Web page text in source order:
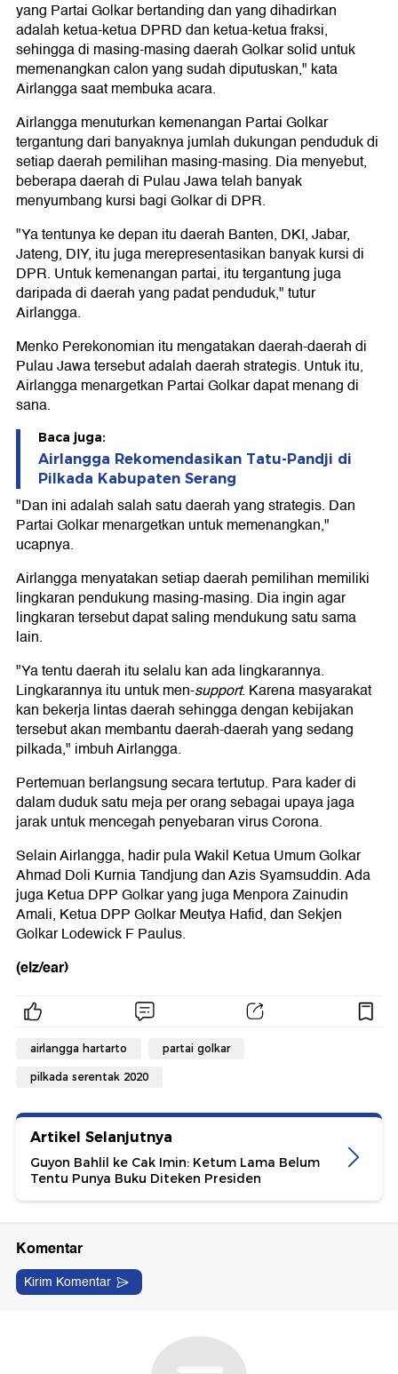
yang Partai Golkar bertanding dan yang dihadirkan
adalah ketua-ketua DPRD dan ketua-ketua fraksi,
sehingga di masing-masing daerah Golkar solid untuk
memenangkan calon yang sudah diputuskan," kata
Airlangga saat membuka acara.
Airlangga menuturkan kemenangan Partai Golkar
tergantung dari banyaknya jumlah dukungan penduduk di
setiap daerah pemilihan masing-masing. Dia menyebut,
beberapa daerah di Pulau Jawa telah banyak
menyumbang kursi bagi Golkar di DPR.
"Ya tentunya ke depan itu daerah Banten, DKI, Jabar,
Jateng, DIY, itu juga merepresentasikan banyak kursi di
DPR. Untuk kemenangan partai, itu tergantung juga
daripada di daerah yang padat penduduk," tutur
Airlangga.
Menko Perekonomian itu mengatakan daerah-daerah di
Pulau Jawa tersebut adalah daerah strategis. Untuk itu,
Airlangga menargetkan Partai Golkar dapat menang di
sana.
Baca juga:
Airlangga Rekomendasikan Tatu-Pandji di
Pilkada Kabupaten Serang
"Dan ini adalah salah satu daerah yang strategis. Dan
Partai Golkar menargetkan untuk memenangkan,"
ucapnya.
Airlangga menyatakan setiap daerah pemilihan memiliki
lingkaran pendukung masing-masing. Dia ingin agar
lingkaran tersebut dapat saling mendukung satu sama
lain.
"Ya tentu daerah itu selalu kan ada lingkarannya.
Lingkarannya itu untuk men-support. Karena masyarakat
kan bekerja lintas daerah sehingga dengan kebijakan
tersebut akan membantu daerah-daerah yang sedang
pilkada," imbuh Airlangga.
Pertemuan berlangsung secara tertutup. Para kader di
dalam duduk satu meja per orang sebagai upaya jaga
jarak untuk mencegah penyebaran virus Corona.
Selain Airlangga, hadir pula Wakil Ketua Umum Golkar
Ahmad Doli Kurnia Tandjung dan Azis Syamsuddin. Ada
juga Ketua DPP Golkar yang juga Menpora Zainudin
Amali, Ketua DPP Golkar Meutya Hafid, dan Sekjen
Golkar Lodewick F Paulus.
(elz/ear)
airlangga hartarto partai golkar
pilkada serentak 2020
Artikel Selanjutnya
Guyon Bahlil ke Cak Imin: Ketum Lama Belum
Tentu Punya Buku Diteken Presiden